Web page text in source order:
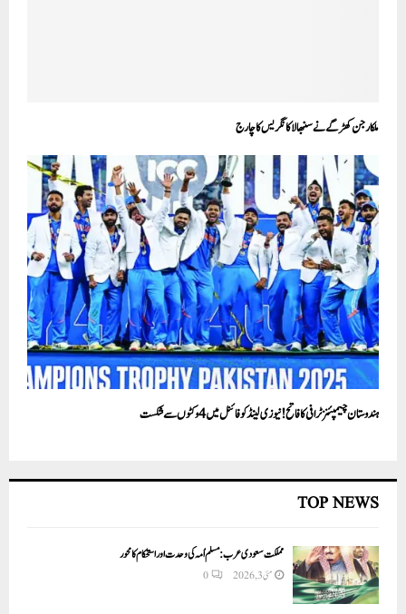
ملکارجن کھڑگے نے سنبھالا کانگریس کا چارج
ہندوستان چیمپئنز ٹرافی کا فاتح! نیوزی لینڈ کو فائنل میں 4 وکٹوں سے شکست
TOP NEWS
مملکت سعودی عرب: مسلم اُمہ کی وحدت اور استحکام کا محور
مئی 3, 2026 0